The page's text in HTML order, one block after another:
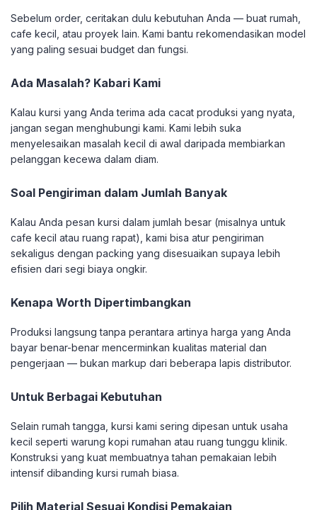
Sebelum order, ceritakan dulu kebutuhan Anda — buat rumah,
cafe kecil, atau proyek lain. Kami bantu rekomendasikan model
yang paling sesuai budget dan fungsi.
Ada Masalah? Kabari Kami
Kalau kursi yang Anda terima ada cacat produksi yang nyata,
jangan segan menghubungi kami. Kami lebih suka
menyelesaikan masalah kecil di awal daripada membiarkan
pelanggan kecewa dalam diam.
Soal Pengiriman dalam Jumlah Banyak
Kalau Anda pesan kursi dalam jumlah besar (misalnya untuk
cafe kecil atau ruang rapat), kami bisa atur pengiriman
sekaligus dengan packing yang disesuaikan supaya lebih
efisien dari segi biaya ongkir.
Kenapa Worth Dipertimbangkan
Produksi langsung tanpa perantara artinya harga yang Anda
bayar benar-benar mencerminkan kualitas material dan
pengerjaan — bukan markup dari beberapa lapis distributor.
Untuk Berbagai Kebutuhan
Selain rumah tangga, kursi kami sering dipesan untuk usaha
kecil seperti warung kopi rumahan atau ruang tunggu klinik.
Konstruksi yang kuat membuatnya tahan pemakaian lebih
intensif dibanding kursi rumah biasa.
Pilih Material Sesuai Kondisi Pemakaian